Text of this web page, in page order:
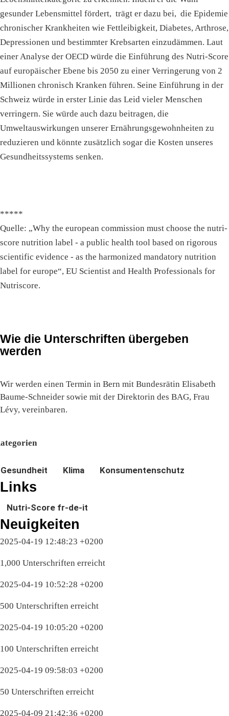
gesunder Lebensmittel fördert, trägt er dazu bei, die Epidemie
chronischer Krankheiten wie Fettleibigkeit, Diabetes, Arthrose,
Depressionen und bestimmter Krebsarten einzudämmen. Laut
einer Analyse der OECD würde die Einführung des Nutri-Score
auf europäischer Ebene bis 2050 zu einer Verringerung von 2
Millionen chronisch Kranken führen. Seine Einführung in der
Schweiz würde in erster Linie das Leid vieler Menschen
verringern. Sie würde auch dazu beitragen, die
Umweltauswirkungen unserer Ernährungsgewohnheiten zu
reduzieren und könnte zusätzlich sogar die Kosten unseres
Gesundheitssystems senken.
*****
Quelle: „Why the european commission must choose the nutri-
score nutrition label - a public health tool based on rigorous
scientific evidence - as the harmonized mandatory nutrition
label for europe“, EU Scientist and Health Professionals for
Nutriscore.
Wie die Unterschriften übergeben
werden
Wir werden einen Termin in Bern mit Bundesrätin Elisabeth
Baume-Schneider sowie mit der Direktorin des BAG, Frau
Lévy, vereinbaren.
Gesundheit Klima Konsumentenschutz
Links
Nutri-Score fr-de-it
Neuigkeiten
2025-04-19 12:48:23 +0200
1,000 Unterschriften erreicht
2025-04-19 10:52:28 +0200
500 Unterschriften erreicht
2025-04-19 10:05:20 +0200
100 Unterschriften erreicht
2025-04-19 09:58:03 +0200
50 Unterschriften erreicht
2025-04-09 21:42:36 +0200